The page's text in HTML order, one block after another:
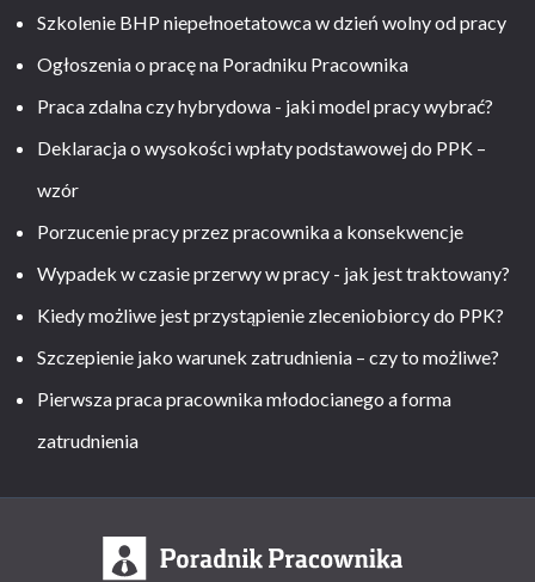
Szkolenie BHP niepełnoetatowca w dzień wolny od pracy
Ogłoszenia o pracę na Poradniku Pracownika
Praca zdalna czy hybrydowa - jaki model pracy wybrać?
Deklaracja o wysokości wpłaty podstawowej do PPK –
wzór
Porzucenie pracy przez pracownika a konsekwencje
Wypadek w czasie przerwy w pracy - jak jest traktowany?
Kiedy możliwe jest przystąpienie zleceniobiorcy do PPK?
Szczepienie jako warunek zatrudnienia – czy to możliwe?
Pierwsza praca pracownika młodocianego a forma
zatrudnienia